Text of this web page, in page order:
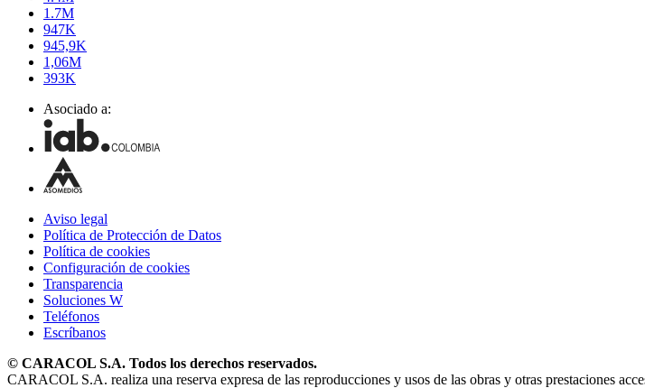
1.7M
947K
945,9K
1,06M
393K
Asociado a:
Aviso legal
Política de Protección de Datos
Política de cookies
Configuración de cookies
Transparencia
Soluciones W
Teléfonos
Escríbanos
© CARACOL S.A. Todos los derechos reservados.
CARACOL S.A. realiza una reserva expresa de las reproducciones y usos de las obras y otras prestaciones